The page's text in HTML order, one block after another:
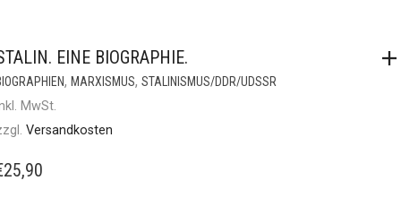
EINE BIOGRAPHIE.
, MARXISMUS, STALINISMUS/DDR/UDSSR
MwSt.
Versandkosten
25,90